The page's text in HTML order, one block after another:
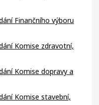
Finančního výboru
Komise zdravotní,
Komise dopravy a
Komise stavební,